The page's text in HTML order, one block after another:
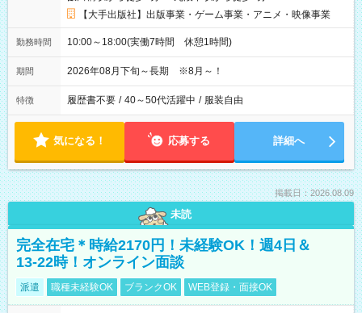
【大手出版社】出版事業・ゲーム事業・アニメ・映像事業
勤務時間 10:00～18:00(実働7時間 休憩1時間)
期間 2026年08月下旬～長期 ※8月～！
特徴 履歴書不要 / 40～50代活躍中 / 服装自由
気になる！ 応募する 詳細へ
掲載日：2026.08.09
未読
完全在宅＊時給2170円！未経験OK！週4日＆
13-22時！オンライン面談
派遣 職種未経験OK ブランクOK WEB登録・面接OK